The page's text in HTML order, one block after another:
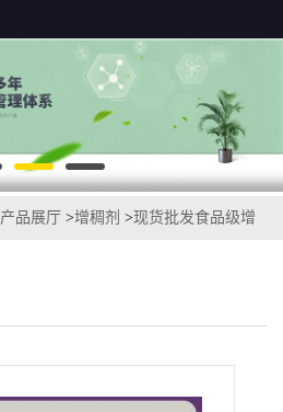
产品展厅 >增稠剂 >现货批发食品级增